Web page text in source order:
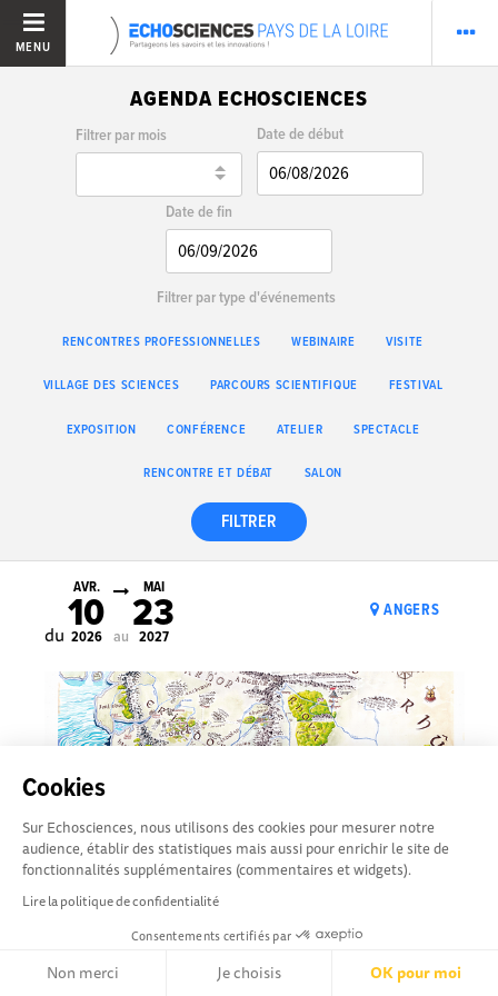
Cookies
Sur Echosciences, nous utilisons des cookies pour mesurer notre
audience, établir des statistiques mais aussi pour enrichir le site de
fonctionnalités supplémentaires (commentaires et widgets).
Lire la politique de confidentialité
Consentements certifiés par
Non merci Je choisis OK pour moi
MENU
AGENDA ECHOSCIENCES
Filtrer par mois Date de début
Date de fin
Filtrer par type d'événements
RENCONTRES PROFESSIONNELLES WEBINAIRE VISITE
VILLAGE DES SCIENCES PARCOURS SCIENTIFIQUE FESTIVAL
EXPOSITION CONFÉRENCE ATELIER SPECTACLE
RENCONTRE ET DÉBAT SALON
FILTRER
ANGERS
du
AVR.
10
2026 au
MAI
23
2027
En parallèle à Aubusson tisse Tolkien, le Muséum